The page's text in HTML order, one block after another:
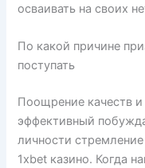
осваивать на своих
По какой причине
поступать
Поощрение качеств
эффективный
личности
1xbet казино. Когда